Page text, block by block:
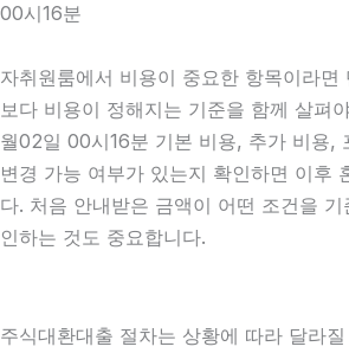
00시16분
자취원룸에서 비용이 중요한 항목이라면
보다 비용이 정해지는 기준을 함께 살펴
월02일 00시16분 기본 비용, 추가 비용,
변경 가능 여부가 있는지 확인하면 이후
다. 처음 안내받은 금액이 어떤 조건을
인하는 것도 중요합니다.
주식대환대출 절차는 상황에 따라 달라